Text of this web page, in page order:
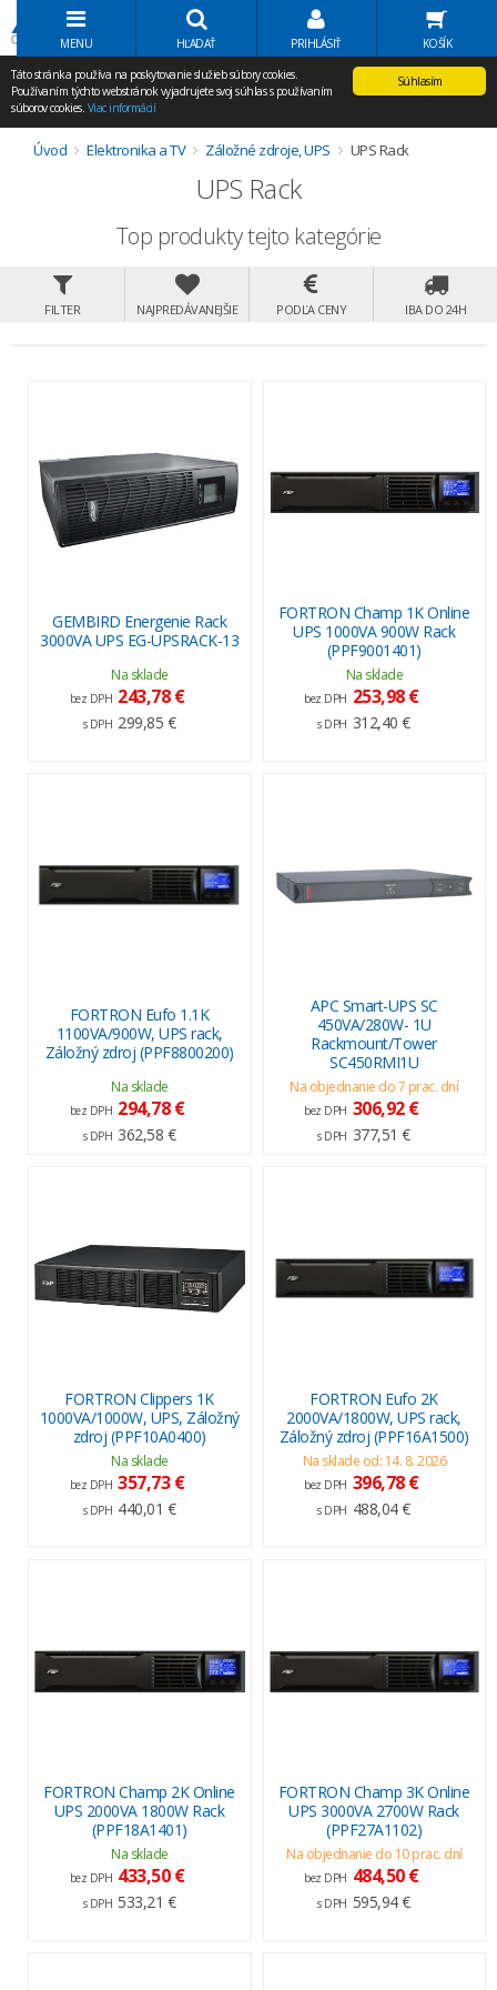
Volať Agem
MENU HĽADAŤ PRIHLÁSIŤ KOŠÍK
Súhlasím
Táto stránka používa na poskytovanie služieb súbory cookies.
Používaním týchto webstránok vyjadrujete svoj súhlas s používaním
súborov cookies. Viac informácií
Úvod Elektronika a TV Záložné zdroje, UPS UPS Rack
UPS Rack
Top produkty tejto kategórie
FILTER NAJPREDÁVANEJŠIE PODĽA CENY IBA DO 24H
GEMBIRD Energenie Rack
3000VA UPS EG-UPSRACK-13
Na sklade
bez DPH 243,78 €
s DPH 299,85 €
FORTRON Champ 1K Online
UPS 1000VA 900W Rack
(PPF9001401)
Na sklade
bez DPH 253,98 €
s DPH 312,40 €
FORTRON Eufo 1.1K
1100VA/900W, UPS rack,
Záložný zdroj (PPF8800200)
Na sklade
bez DPH 294,78 €
s DPH 362,58 €
APC Smart-UPS SC
450VA/280W- 1U
Rackmount/Tower
SC450RMI1U
Na objednanie do 7 prac. dní
bez DPH 306,92 €
s DPH 377,51 €
FORTRON Clippers 1K
1000VA/1000W, UPS, Záložný
zdroj (PPF10A0400)
Na sklade
bez DPH 357,73 €
s DPH 440,01 €
FORTRON Eufo 2K
2000VA/1800W, UPS rack,
Záložný zdroj (PPF16A1500)
Na sklade od: 14. 8. 2026
bez DPH 396,78 €
s DPH 488,04 €
FORTRON Champ 2K Online
UPS 2000VA 1800W Rack
(PPF18A1401)
Na sklade
bez DPH 433,50 €
s DPH 533,21 €
FORTRON Champ 3K Online
UPS 3000VA 2700W Rack
(PPF27A1102)
Na objednanie do 10 prac. dní
bez DPH 484,50 €
s DPH 595,94 €